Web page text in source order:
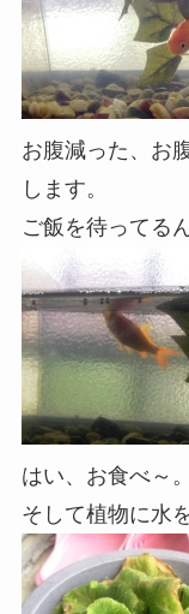
お腹減った、お
します。
ご飯を待ってる
はい、お食べ～。
そして植物に水